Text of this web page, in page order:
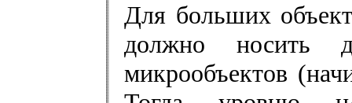
Для больших
должно носить
микрообъектов